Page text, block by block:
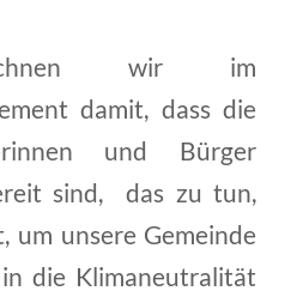
wir im
damit, dass die
und Bürger
sind, das zu tun,
um unsere Gemeinde
die Klimaneutralität